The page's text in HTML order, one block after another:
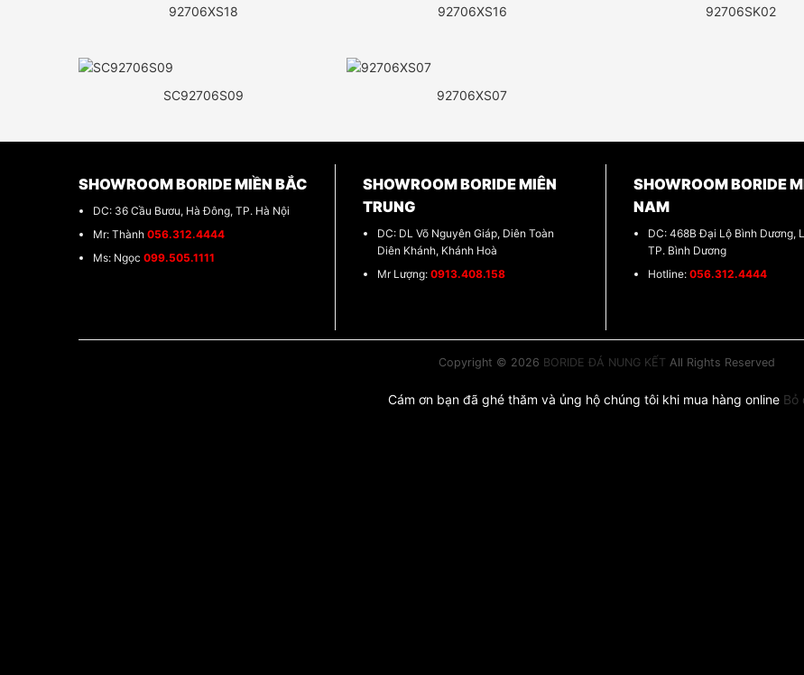
92706XS18 92706XS16 92706SK02
SC92706S09 92706XS07
SHOWROOM BORIDE MIỀN BẮC
DC: 36 Cầu Bươu, Hà Đông, TP. Hà Nội
Mr: Thành 056.312.4444
Ms: Ngọc 099.505.1111
SHOWROOM BORIDE MIÊN
TRUNG
DC: DL Võ Nguyên Giáp, Diên Toàn
Diên Khánh, Khánh Hoà
Mr Lượng: 0913.408.158
SHOWROOM BORIDE
NAM
DC: 468B Đại Lộ Bình Dương,
TP. Bình Dương
Hotline: 056.312.4444
Copyright © 2026 BORIDE ĐÁ NUNG KẾT All Rights Reserved
Cám ơn bạn đã ghé thăm và ủng hộ chúng tôi khi mua hàng online Bỏ